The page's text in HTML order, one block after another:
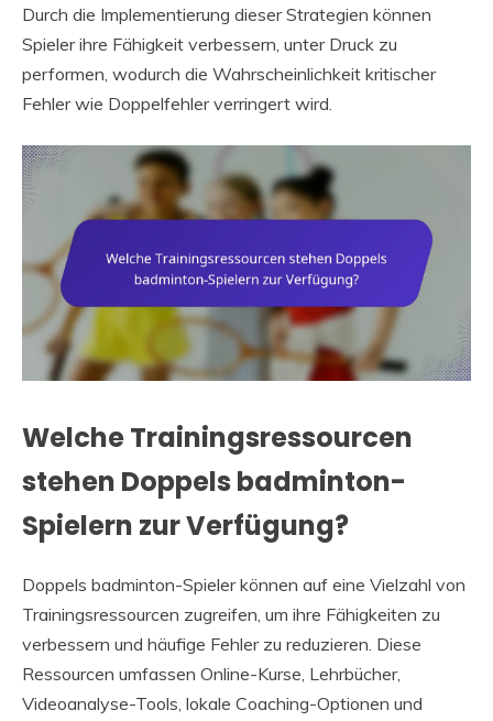
Durch die Implementierung dieser Strategien können
Spieler ihre Fähigkeit verbessern, unter Druck zu
performen, wodurch die Wahrscheinlichkeit kritischer
Fehler wie Doppelfehler verringert wird.
Welche Trainingsressourcen
stehen Doppels badminton-
Spielern zur Verfügung?
Doppels badminton-Spieler können auf eine Vielzahl von
Trainingsressourcen zugreifen, um ihre Fähigkeiten zu
verbessern und häufige Fehler zu reduzieren. Diese
Ressourcen umfassen Online-Kurse, Lehrbücher,
Videoanalyse-Tools, lokale Coaching-Optionen und